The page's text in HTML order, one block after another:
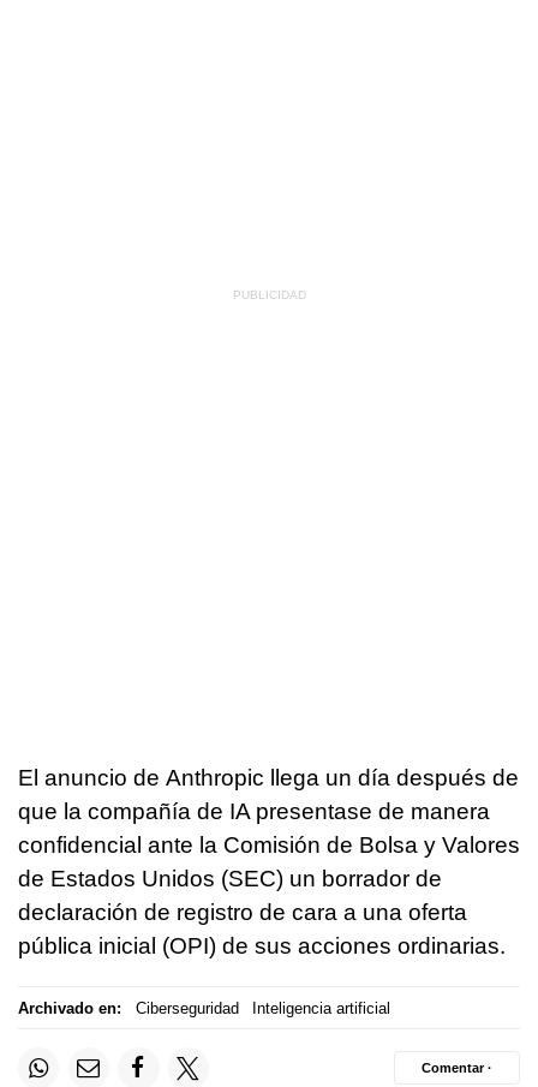
El anuncio de Anthropic llega un día después de
que la compañía de IA presentase de manera
confidencial ante la Comisión de Bolsa y Valores
de Estados Unidos (SEC) un borrador de
declaración de registro de cara a una oferta
pública inicial (OPI) de sus acciones ordinarias.
Archivado en: Ciberseguridad Inteligencia artificial
Comentar ·